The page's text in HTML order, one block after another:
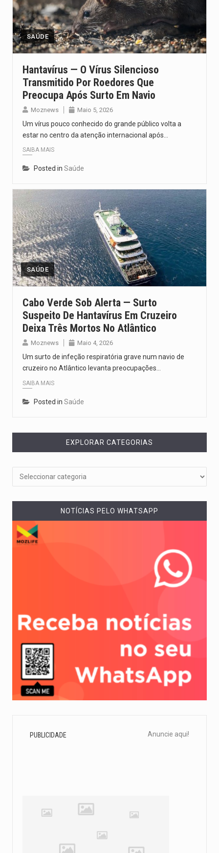
SAÚDE
Hantavírus — O Vírus Silencioso
Transmitido Por Roedores Que
Preocupa Após Surto Em Navio
Moznews Maio 5, 2026
Um vírus pouco conhecido do grande público volta a
estar no centro da atenção internacional após…
SAIBA MAIS
Posted in Saúde
SAÚDE
Cabo Verde Sob Alerta — Surto
Suspeito De Hantavírus Em Cruzeiro
Deixa Três Mortos No Atlântico
Moznews Maio 4, 2026
Um surto de infeção respiratória grave num navio de
cruzeiro no Atlântico levanta preocupações…
SAIBA MAIS
Posted in Saúde
EXPLORAR CATEGORIAS
NOTÍCIAS PELO WHATSAPP
PUBLICIDADE Anuncie aqui!